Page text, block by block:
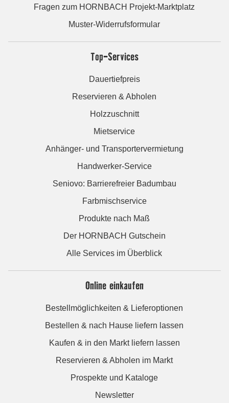
Fragen zum HORNBACH Projekt-Marktplatz
Muster-Widerrufsformular
Top-Services
Dauertiefpreis
Reservieren & Abholen
Holzzuschnitt
Mietservice
Anhänger- und Transportervermietung
Handwerker-Service
Seniovo: Barrierefreier Badumbau
Farbmischservice
Produkte nach Maß
Der HORNBACH Gutschein
Alle Services im Überblick
Online einkaufen
Bestellmöglichkeiten & Lieferoptionen
Bestellen & nach Hause liefern lassen
Kaufen & in den Markt liefern lassen
Reservieren & Abholen im Markt
Prospekte und Kataloge
Newsletter